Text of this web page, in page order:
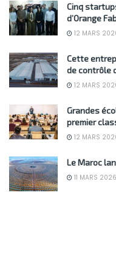
Cinq
d’Orange
12 MARS
Cette
de contrôle
12 MARS
Grandes
premier
12 MARS
Le Maroc
11 MARS 2026